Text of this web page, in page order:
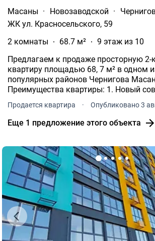
Масаны · Новозаводской ·
ЖК ул. Красносельского, 59
2 комнаты
68.7 м²
9 этаж из 10
Предлагаем к продаже просторную
квартиру площадью 68, 7 м² в одном
популярных районов Чернигова Масаны.
Преимущества квартиры: 1. Новый современный
Продается квартира · Опубликовано 3
Еще 1 предложение этого объекта